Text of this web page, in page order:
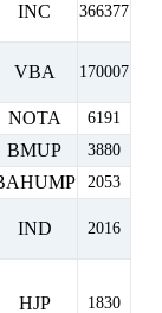
INC 366377
VBA 170007
NOTA 6191
BMUP 3880
2053
IND 2016
HJP 1830